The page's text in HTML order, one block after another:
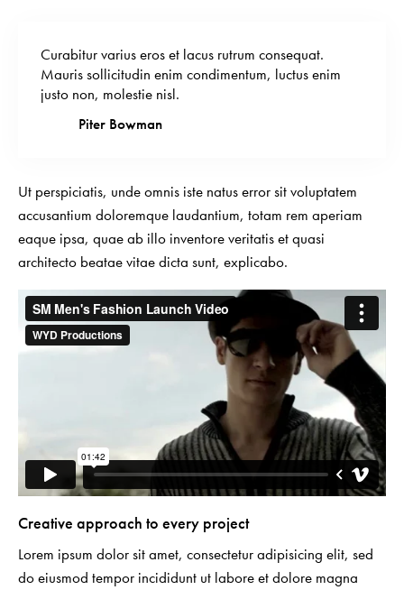
Curabitur varius eros et lacus rutrum consequat.
Mauris sollicitudin enim condimentum, luctus enim
justo non, molestie nisl.
Piter Bowman
Ut perspiciatis, unde omnis iste natus error sit voluptatem
accusantium doloremque laudantium, totam rem aperiam
eaque ipsa, quae ab illo inventore veritatis et quasi
architecto beatae vitae dicta sunt, explicabo.
Creative approach to every project
Lorem ipsum dolor sit amet, consectetur adipisicing elit, sed
do eiusmod tempor incididunt ut labore et dolore magna